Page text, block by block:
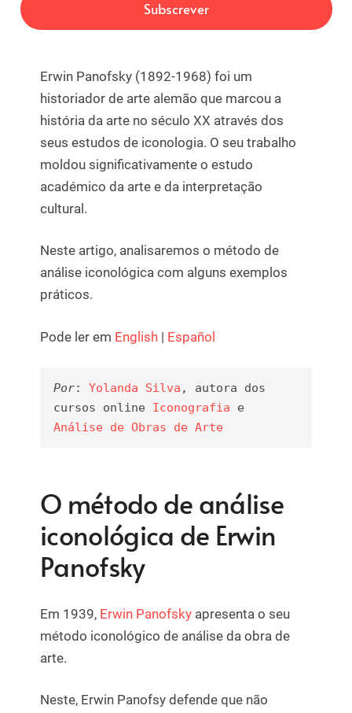
Erwin Panofsky (1892-1968) foi um
historiador de arte alemão que marcou a
história da arte no século XX através dos
seus estudos de iconologia. O seu trabalho
moldou significativamente o estudo
académico da arte e da interpretação
cultural.
Neste artigo, analisaremos o método de
análise iconológica com alguns exemplos
práticos.
Pode ler em English | Español
Por: Yolanda Silva , autora dos
cursos online Iconografia
Análise de Obras de Arte
O método de análise
iconológica de Erwin
Panofsky
Em 1939, Erwin Panofsky apresenta o seu
método iconológico de análise da obra de
arte.
Neste, Erwin Panofsy defende que não